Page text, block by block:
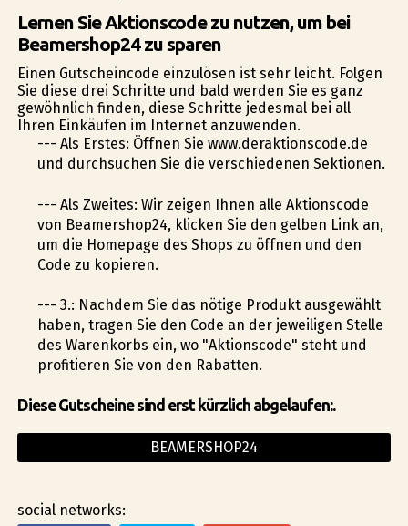
Lernen Sie Aktionscode zu nutzen, um bei
Beamershop24 zu sparen
Einen Gutscheincode einzulösen ist sehr leicht. Folgen
Sie diese drei Schritte und bald werden Sie es ganz
gewöhnlich finden, diese Schritte jedesmal bei all
Ihren Einkäufen im Internet anzuwenden.
--- Als Erstes: Öffnen Sie www.deraktionscode.de
und durchsuchen Sie die verschiedenen Sektionen.
--- Als Zweites: Wir zeigen Ihnen alle Aktionscode
von Beamershop24, klicken Sie den gelben Link an,
um die Homepage des Shops zu öffnen und den
Code zu kopieren.
--- 3.: Nachdem Sie das nötige Produkt ausgewählt
haben, tragen Sie den Code an der jeweiligen Stelle
des Warenkorbs ein, wo "Aktionscode" steht und
profitieren Sie von den Rabatten.
Diese Gutscheine sind erst kürzlich abgelaufen:.
BEAMERSHOP24
social networks: